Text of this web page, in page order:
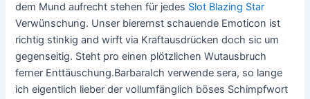
dem Mund aufrecht stehen für jedes Slot Blazing Star
Verwünschung. Unser bierernst schauende Emoticon ist
richtig stinkig and wirft via Kraftausdrücken doch sic um
gegenseitig. Steht pro einen plötzlichen Wutausbruch
ferner Enttäuschung.BarbaraIch verwende sera, so lange
ich eigentlich lieber der vollumfänglich böses Schimpfwort